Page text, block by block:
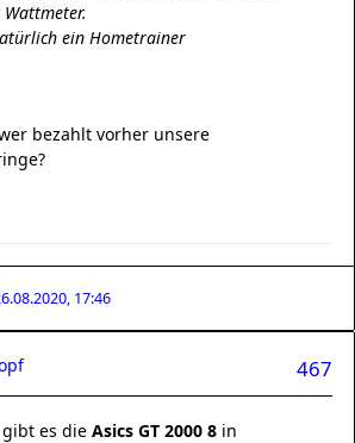
ein Hometrainer
bezahlt vorher unsere
17:46
467
gibt es die Asics GT 2000 8 in